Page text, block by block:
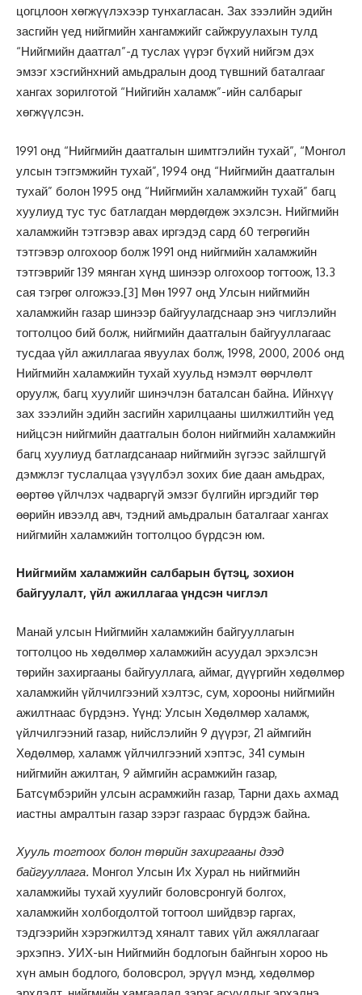
цогцлоон хөгжүүлэхээр тунхагласан. Зах зээлийн эдийн
засгийн үед нийгмийн хангамжийг сайжруулахын тулд
“Нийгмийн даатгал”-д туслах үүрэг бүхий нийгэм дэх
эмзэг хэсгийнхний амьдралын доод түвшний баталгааг
хангах зорилготой “Нийгийн халамж”-ийн салбарыг
хөгжүүлсэн.
1991 онд “Нийгмийн даатгалын шимтгэлийн тухай”, “Монгол
улсын тэггэмжийн тухай”, 1994 онд “Нийгмийн даатгалын
тухай” болон 1995 онд “Нийгмийн халамжийн тухай” багц
хуулиуд тус тус батлагдан мөрдөгдөж эхэлсэн. Нийгмийн
халамжийн тэтгэвэр авах иргэдэд сард 60 тегрөгийн
тэтгэвэр олгохоор болж 1991 онд нийгмийн халамжийн
тэтгэврийг 139 мянган хүнд шинээр олгохоор тогтоож, 13.3
сая тэгрөг олгожээ.[3] Мөн 1997 онд Улсын нийгмийн
халамжийн газар шинээр байгуулагдснаар энэ чиглэлийн
тогтолцоо бий болж, нийгмийн даатгалын байгууллагаас
тусдаа үйл ажиллагаа явуулах болж, 1998, 2000, 2006 онд
Нийгмийн халамжийн тухай хуульд нэмэлт өөрчлөлт
оруулж, багц хуулийг шинэчлэн баталсан байна. Ийнхүү
зах зээлийн эдийн засгийн харилцааны шилжилтийн үед
нийцсэн нийгмийн даатгалын болон нийгмийн халамжийн
багц хуулиуд батлагдсанаар нийгмийн зүгээс зайлшгүй
дэмжлэг туслалцаа үзүүлбэл зохих бие даан амьдрах,
өөртөө үйлчлэх чадваргүй эмзэг бүлгийн иргэдийг төр
өөрийн ивээлд авч, тэдний амьдралын баталгааг хангах
нийгмийн халамжийн тогтолцоо бүрдсэн юм.
Нийгмийм халамжийн салбарын бүтэц, зохион
байгуулалт, үйл ажиллагаа үндсэн чиглэл
Манай улсын Нийгмийн халамжийн байгууллагын
тогтолцоо нь хөдөлмөр халамжийн асуудал эрхэлсэн
төрийн захиргааны байгууллага, аймаг, дүүргийн хөдөлмөр
халамжийн үйлчилгээний хэлтэс, сум, хорооны нийгмийн
ажилтнаас бүрдэнэ. Үүнд: Улсын Хөдөлмөр халамж,
үйлчилгээний газар, нийслэлийн 9 дүүрэг, 21 аймгийн
Хөдөлмөр, халамж үйлчилгээний хэптэс, 341 сумын
нийгмийн ажилтан, 9 аймгийн асрамжийн газар,
Батсүмбэрийн улсын асрамжийн газар, Тарни дахь ахмад
иастны амралтын газар зэрэг газраас бүрдэж байна.
Хууль тогтоох болон төрийн захиргааны дээд
байгууллага. Монгол Улсын Их Хурал нь нийгмийн
халамжийы тухай хуулийг боловсронгуй болгох,
халамжийн холбогдолтой тогтоол шийдвэр гаргах,
тэдгээрийн хэрэгжилтэд хяналт тавих үйл ажяллагааг
эрхэпнэ. УИХ-ын Нийгмийн бодлогын байнгын хороо нь
хүн амын бодлого, боловсрол, эрүүл мэнд, хөдөлмөр